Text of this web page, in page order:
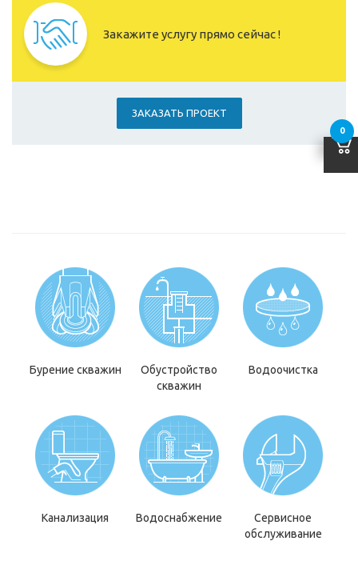
Закажите услугу прямо сейчас !
ЗАКАЗАТЬ ПРОЕКТ
Бурение скважин
Обустройство
скважин
Водоочистка
Канализация Водоснабжение
Сервисное
обслуживание
0